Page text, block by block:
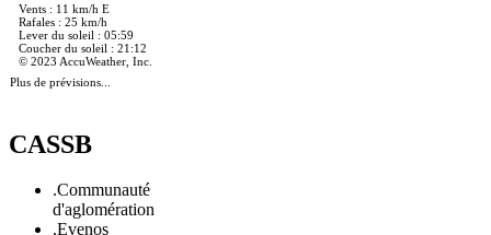
Vents : 11 km/h E
Rafales : 25 km/h
Lever du soleil : 05:59
Coucher du soleil : 21:12
© 2023 AccuWeather, Inc.
Plus de prévisions...
CASSB
.Communauté
d'aglomération
.Evenos